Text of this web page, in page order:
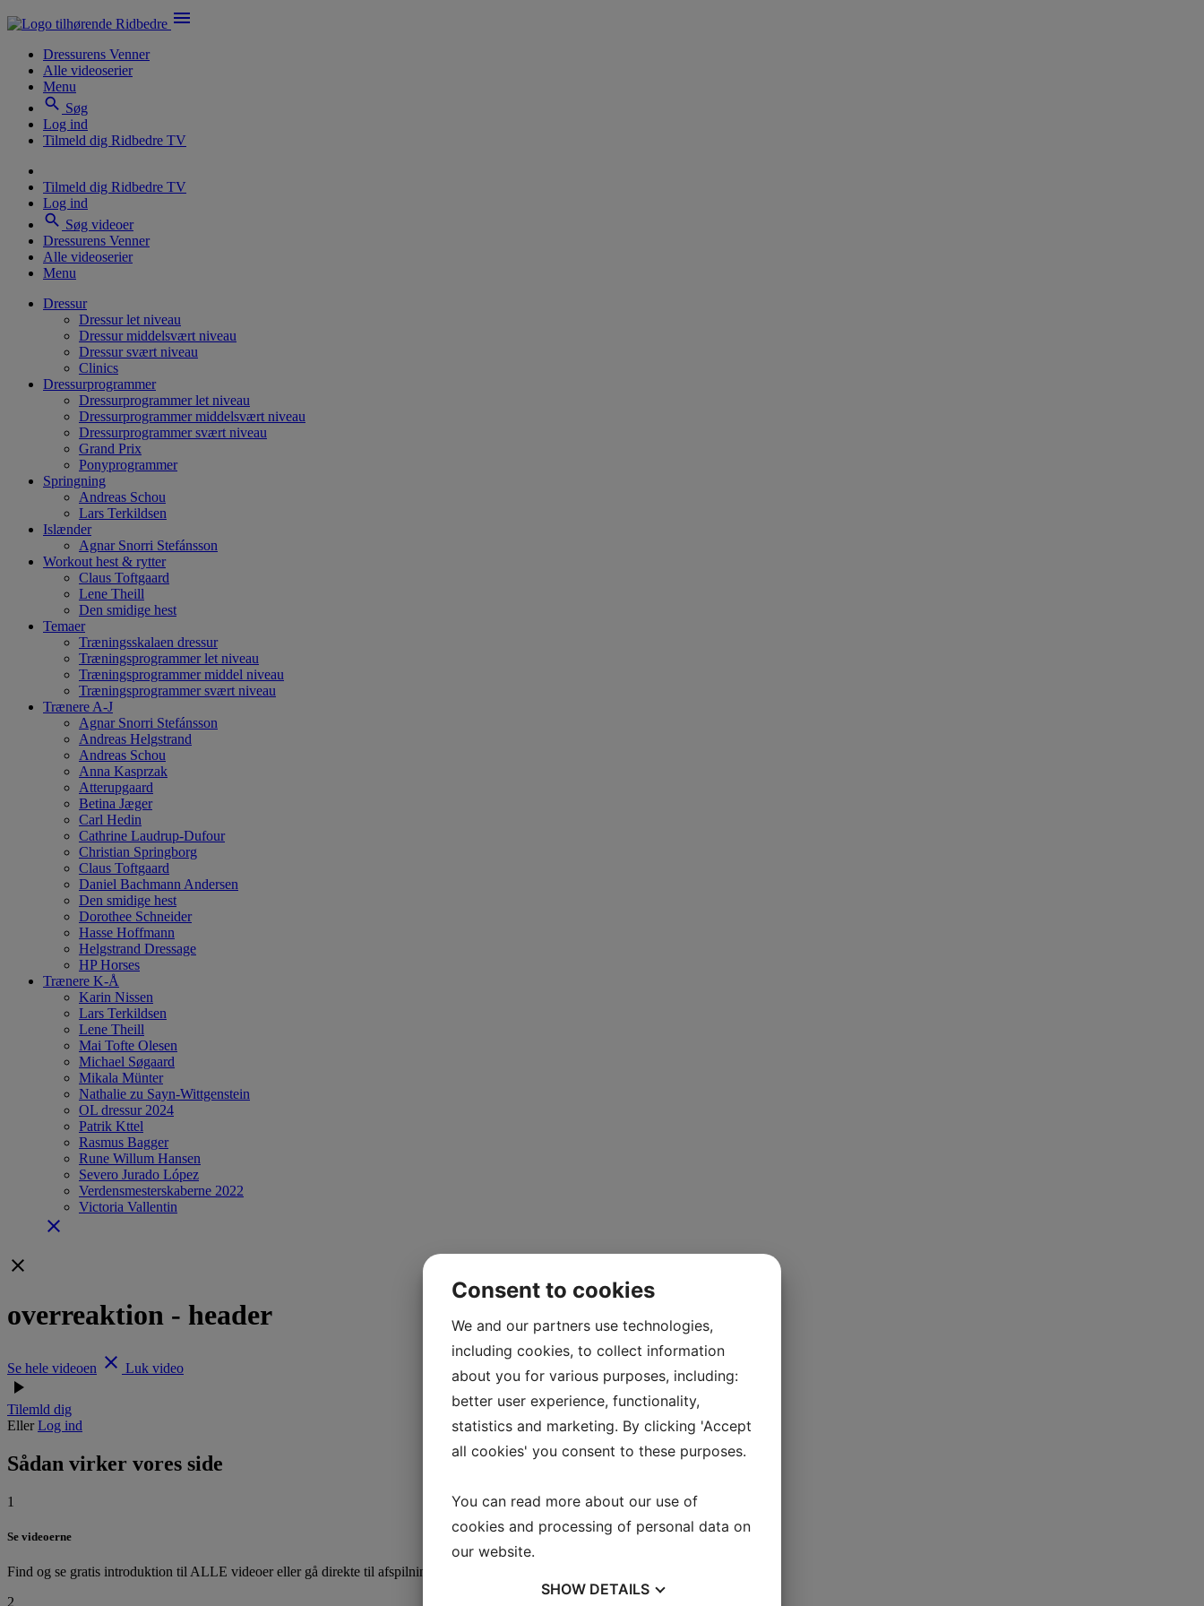
menu
Dressurens Venner
Alle videoserier
Menu
search Søg
Log ind
Tilmeld dig Ridbedre TV
Tilmeld dig Ridbedre TV
Log ind
search Søg videoer
Dressurens Venner
Alle videoserier
Menu
Dressur
Dressur let niveau
Dressur middelsvært niveau
Dressur svært niveau
Clinics
Dressurprogrammer
Dressurprogrammer let niveau
Dressurprogrammer middelsvært niveau
Dressurprogrammer svært niveau
Grand Prix
Ponyprogrammer
Springning
Andreas Schou
Lars Terkildsen
Islænder
Agnar Snorri Stefánsson
Workout hest & rytter
Claus Toftgaard
Lene Theill
Den smidige hest
Temaer
Træningsskalaen dressur
Træningsprogrammer let niveau
Træningsprogrammer middel niveau
Træningsprogrammer svært niveau
Trænere A-J
Agnar Snorri Stefánsson
Andreas Helgstrand
Andreas Schou
Anna Kasprzak
Atterupgaard
Betina Jæger
Carl Hedin
Cathrine Laudrup-Dufour
Christian Springborg
Claus Toftgaard
Daniel Bachmann Andersen
Den smidige hest
Dorothee Schneider
Hasse Hoffmann
Helgstrand Dressage
HP Horses
Trænere K-Å
Karin Nissen
Lars Terkildsen
Lene Theill
Mai Tofte Olesen
Michael Søgaard
Mikala Münter
Nathalie zu Sayn-Wittgenstein
OL dressur 2024
Patrik Kttel
Rasmus Bagger
Rune Willum Hansen
Severo Jurado López
Verdensmesterskaberne 2022
Victoria Vallentin
close
clear
overreaktion - header
Se hele videoen clear Luk video
play_arrow
Tilemld dig
EllerLog ind
Sådan virker vores side
1
Se videoerne
Find og se gratis introduktion til ALLE videoer eller gå direkte til afspilning af hele videoen ved at tilmelde dig
2
Consent to cookies
We and our partners use technologies,
including cookies, to collect information
about you for various purposes, including:
better user experience, functionality,
statistics and marketing. By clicking 'Accept
all cookies' you consent to these purposes.
You can read more about our use of
cookies and processing of personal data on
our website.
SHOW DETAILS